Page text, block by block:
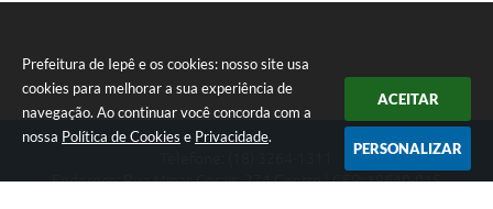
Prefeitura de Iepê e os cookies: nosso site usa
cookies para melhorar a sua experiência de
navegação. Ao continuar você concorda com a
nossa Política de Cookies e Privacidade.
ACEITAR
PERSONALIZAR
Endereço: Rua Minas Gerais, 274 Centro | CEP: 19640-015